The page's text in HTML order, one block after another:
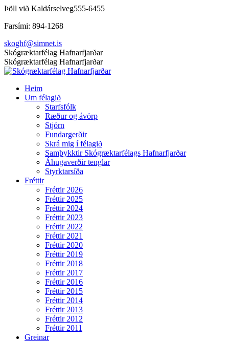
Skip
content
Þöll við Kaldárselveg555-6455
Farsími: 894-1268
skoghf@simnet.is
Facebook
page
opens
new
window
Skógræktarfélag Hafnarfjarðar
Skógræktarfélag Hafnarfjarðar
Heim
Um félagið
Starfsfólk
Ræður og ávörp
Stjórn
Fundargerðir
Skrá mig í félagið
Samþykktir Skógræktarfélags Hafnarfjarðar
Áhugaverðir tenglar
Styrktarsíða
Fréttir
Fréttir 2026
Fréttir 2025
Fréttir 2024
Fréttir 2023
Fréttir 2022
Fréttir 2021
Fréttir 2020
Fréttir 2019
Fréttir 2018
Fréttir 2017
Fréttir 2016
Fréttir 2015
Fréttir 2014
Fréttir 2013
Fréttir 2012
Fréttir 2011
Greinar